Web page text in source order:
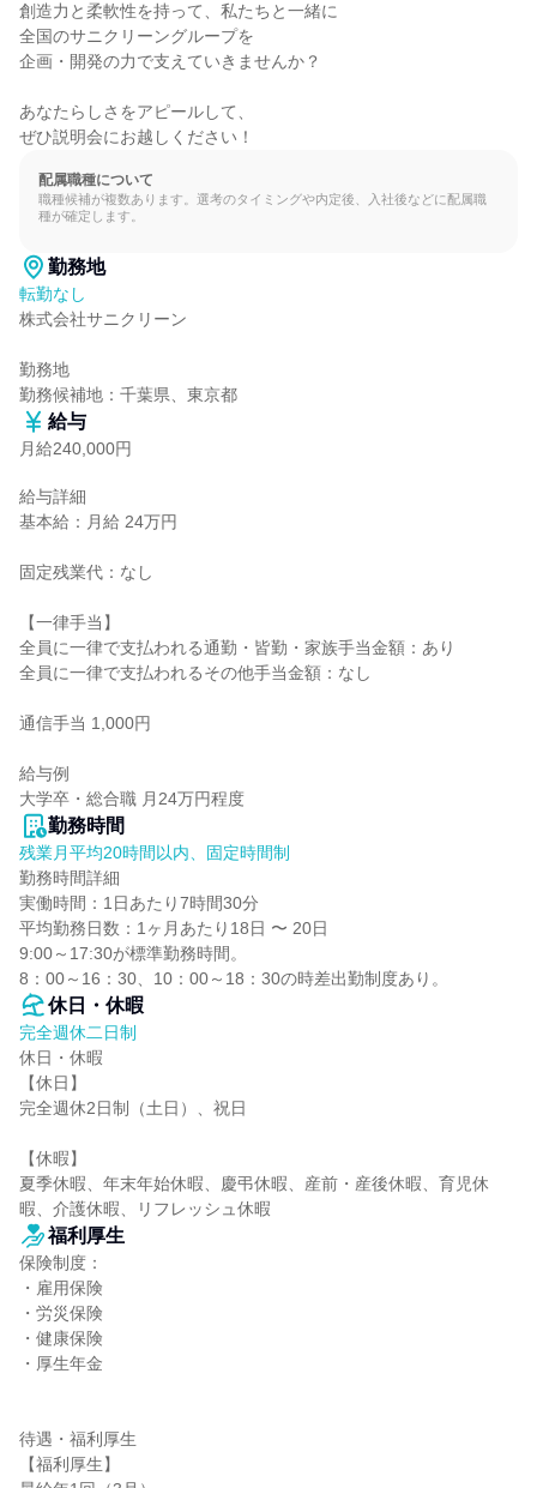
創造力と柔軟性を持って、私たちと一緒に
全国のサニクリーングループを
企画・開発の力で支えていきませんか？
あなたらしさをアピールして、
ぜひ説明会にお越しください！
配属職種について
職種候補が複数あります。選考のタイミングや内定後、入社後などに配属職
種が確定します。
勤務地
転勤なし
株式会社サニクリーン
勤務地
勤務候補地：千葉県、東京都
給与
月給240,000円
給与詳細
基本給：月給 24万円
固定残業代：なし
【一律手当】
全員に一律で支払われる通勤・皆勤・家族手当金額：あり
全員に一律で支払われるその他手当金額：なし
通信手当 1,000円
給与例
大学卒・総合職 月24万円程度
勤務時間
残業月平均20時間以内、固定時間制
勤務時間詳細
実働時間：1日あたり7時間30分
平均勤務日数：1ヶ月あたり18日 〜 20日
9:00～17:30が標準勤務時間。
8：00～16：30、10：00～18：30の時差出勤制度あり。
休日・休暇
完全週休二日制
休日・休暇
【休日】
完全週休2日制（土日）、祝日
【休暇】
夏季休暇、年末年始休暇、慶弔休暇、産前・産後休暇、育児休
暇、介護休暇、リフレッシュ休暇
福利厚生
保険制度：
・雇用保険
・労災保険
・健康保険
・厚生年金
待遇・福利厚生
【福利厚生】